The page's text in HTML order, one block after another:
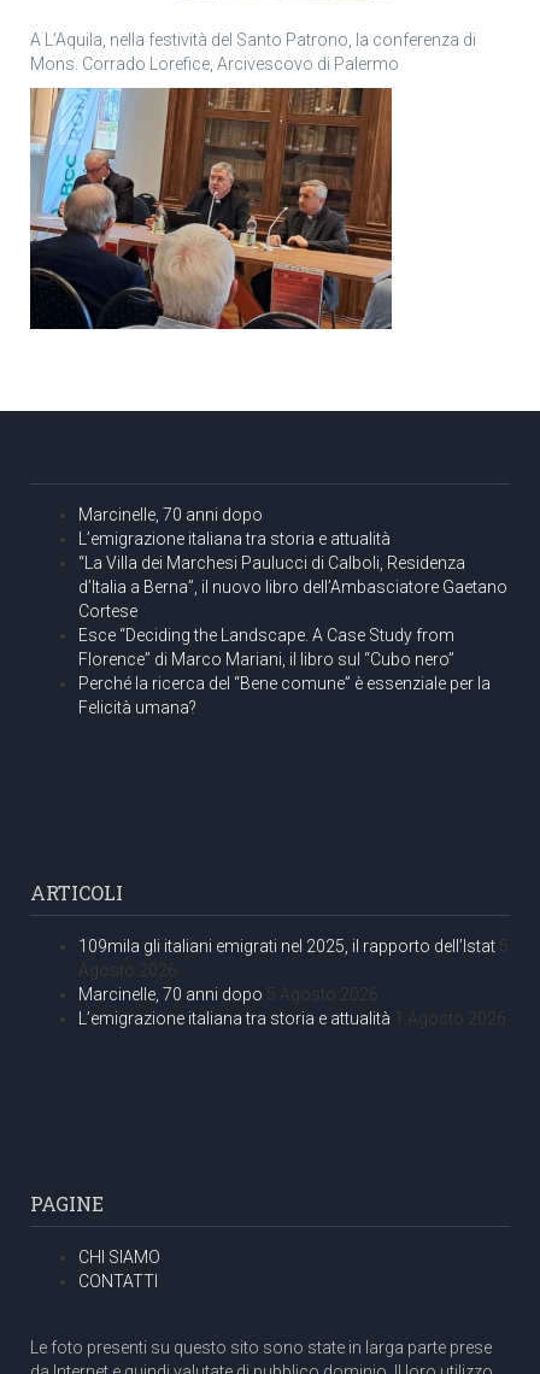
A L’Aquila, nella festività del Santo Patrono, la conferenza di
Mons. Corrado Lorefice, Arcivescovo di Palermo
Marcinelle, 70 anni dopo
L’emigrazione italiana tra storia e attualità
“La Villa dei Marchesi Paulucci di Calboli, Residenza
d’Italia a Berna”, il nuovo libro dell’Ambasciatore Gaetano
Cortese
Esce “Deciding the Landscape. A Case Study from
Florence” di Marco Mariani, il libro sul “Cubo nero”
Perché la ricerca del “Bene comune” è essenziale per la
Felicità umana?
ARTICOLI
109mila gli italiani emigrati nel 2025, il rapporto dell’Istat 5
Agosto 2026
Marcinelle, 70 anni dopo 5 Agosto 2026
L’emigrazione italiana tra storia e attualità 1 Agosto 2026
PAGINE
CHI SIAMO
CONTATTI
Le foto presenti su questo sito sono state in larga parte prese